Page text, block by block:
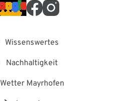
Wissenswertes
Nachhaltigkeit
Wetter Mayrhofen